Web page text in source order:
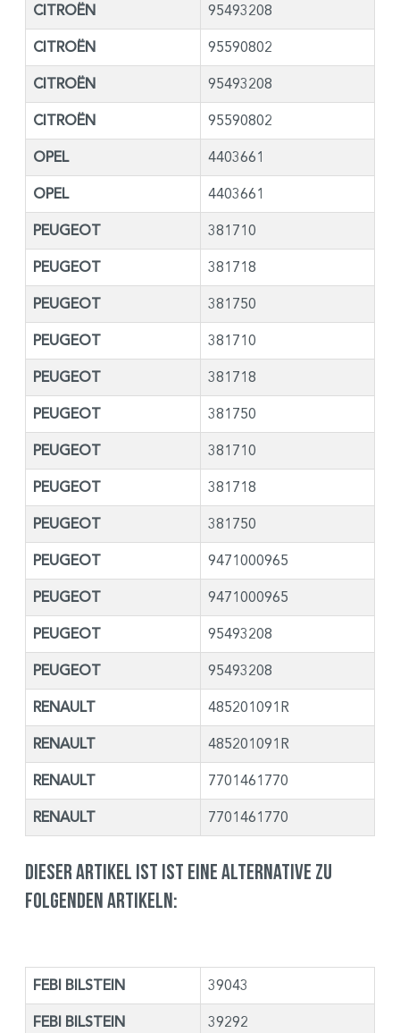
CITROËN 95493208
CITROËN 95590802
CITROËN 95493208
CITROËN 95590802
OPEL 4403661
OPEL 4403661
PEUGEOT 381710
PEUGEOT 381718
PEUGEOT 381750
PEUGEOT 381710
PEUGEOT 381718
PEUGEOT 381750
PEUGEOT 381710
PEUGEOT 381718
PEUGEOT 381750
PEUGEOT 9471000965
PEUGEOT 9471000965
PEUGEOT 95493208
PEUGEOT 95493208
RENAULT 485201091R
RENAULT 485201091R
RENAULT 7701461770
RENAULT 7701461770
Dieser Artikel ist ist eine Alternative zu
folgenden Artikeln:
FEBI BILSTEIN 39043
FEBI BILSTEIN 39292